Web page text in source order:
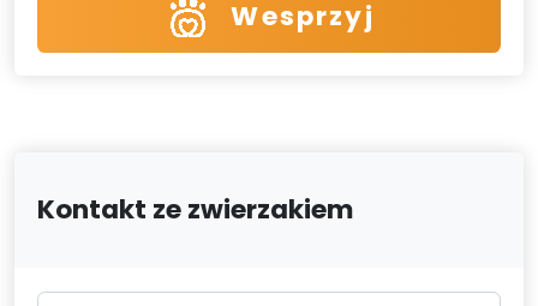
Wesprzyj
Kontakt ze zwierzakiem